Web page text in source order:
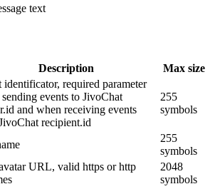
text
Description Max size
identificator, required parameter
events to JivoChat
and when receiving events
recipient.id
255
symbols
255
symbols
URL, valid https or http
2048
symbols